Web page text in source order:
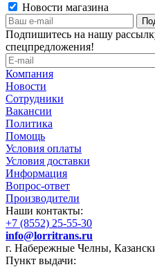
Новости магазина
Подпишитесь на нашу
спецпредложения!
Компания
Новости
Сотрудники
Вакансии
Политика
Помощь
Условия оплаты
Условия доставки
Информация
Вопрос-ответ
Производители
Наши контакты:
+7 (8552) 25-55-30
info@lorritrans.ru
г. Набережные Челны,
Пункт выдачи: